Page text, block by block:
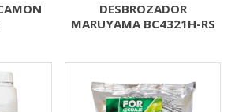
DESBROZADOR
MARUYAMA BC4321H-RS